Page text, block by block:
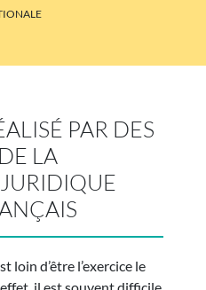
PAR DES
LA
loin d’être l’exercice le